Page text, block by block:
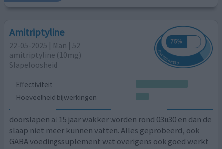
Amitriptyline
22-05-2025 | Man | 52
amitriptyline (10mg)
Slapeloosheid
Effectiviteit
Hoeveelheid bijwerkingen
doorslapen al 15 jaar wakker worden rond 03u30 en dan de
slaap niet meer kunnen vatten. Alles geprobeerd, ook
GABA voedingssuplement wat overigens ook goed werkt